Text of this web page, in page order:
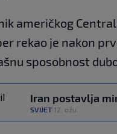
američkog
rekao je nakon
sposobnost
Iran postavlja
SVIJET 12. ožu.